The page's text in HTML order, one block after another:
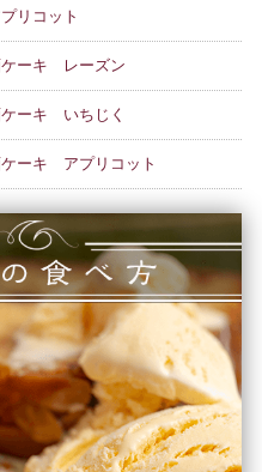
リコット
ケーキ レーズン
ケーキ いちじく
ケーキ アプリコット